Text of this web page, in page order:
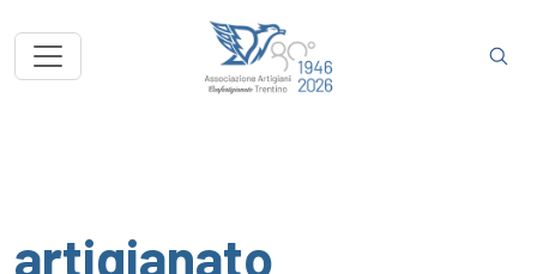
artigianato